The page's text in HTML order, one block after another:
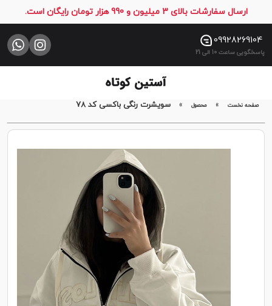
ارسال سفارشات بالای 3 میلیون و 990 هزار تومان رایگان است.
09928269104
پاسخگویی ساعت 10 الی 21
صفحه
نخست
فروشگاه
صفحه نخست » محصول » سویشرت رنگی باکسی کد 78